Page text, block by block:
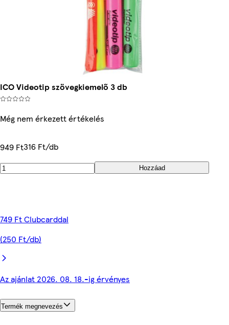
ICO Videotip szövegkiemelő 3 db
Még nem érkezett értékelés
949 Ft316 Ft/db
Hozzáad
749 Ft Clubcarddal
(250 Ft/db)
Az ajánlat 2026. 08. 18.-ig érvényes
Termék megnevezés